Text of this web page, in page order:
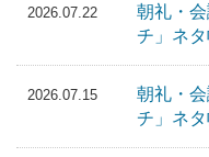
2026.07.22
朝礼・
チ」ネタ
2026.07.15
朝礼・
チ」ネタ